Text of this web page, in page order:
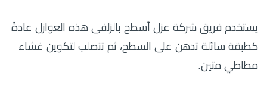
يستخدم فريق شركة عزل أسطح بالزلفى هذه العوازل عادةً
كطبقة سائلة تدهن على السطح، ثم تتصلب لتكوين غشاء
مطاطي متين.